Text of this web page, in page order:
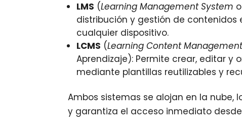
LMS (Learning Management System
distribución y gestión de
cualquier dispositivo.
LCMS (Learning Content
Aprendizaje): Permite crear, editar y
mediante plantillas reutilizables y
Ambos sistemas se alojan en la
y garantiza el acceso inmediato